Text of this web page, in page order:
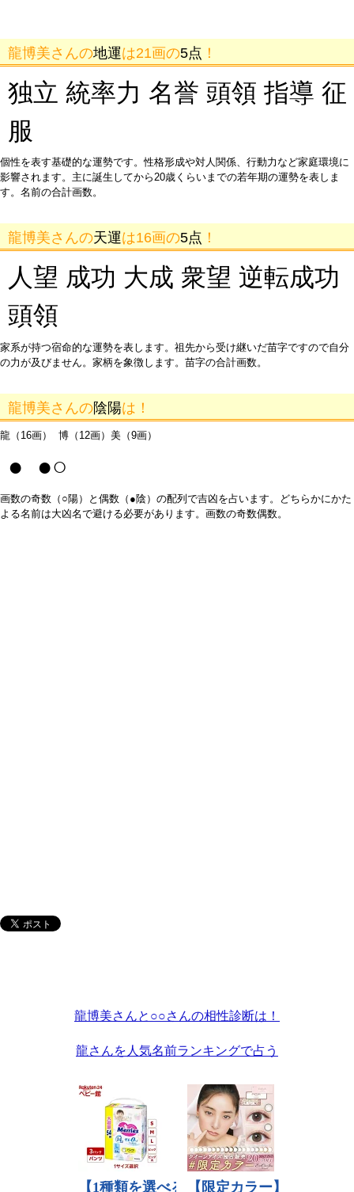
龍博美さんの地運は21画の5点 ！
独立 統率力 名誉 頭領 指導 征
服
個性を表す基礎的な運勢です。性格形成や対人関係、行動力など家庭環境に
影響されます。主に誕生してから20歳くらいまでの若年期の運勢を表しま
す。名前の合計画数。
龍博美さんの天運は16画の5点 ！
人望 成功 大成 衆望 逆転成功
頭領
家系が持つ宿命的な運勢を表します。祖先から受け継いだ苗字ですので自分
の力が及びません。家柄を象徴します。苗字の合計画数。
龍博美さんの陰陽は！
龍（16画） 博（12画）美（9画）
● ●○
画数の奇数（○陽）と偶数（●陰）の配列で吉凶を占います。どちらかにかた
よる名前は大凶名で避ける必要があります。画数の奇数偶数。
龍博美さんと○○さんの相性診断は！
龍さんを人気名前ランキングで占う